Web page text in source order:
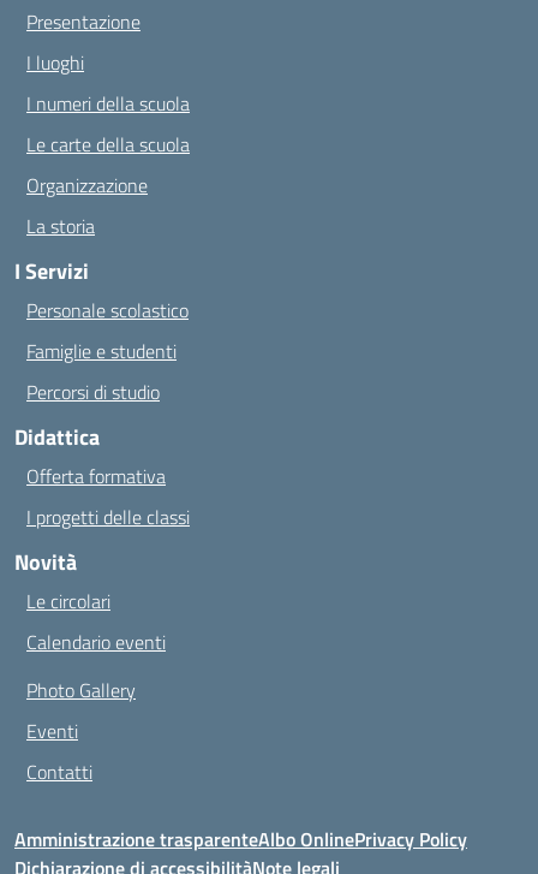
Presentazione
I luoghi
I numeri della scuola
Le carte della scuola
Organizzazione
La storia
I Servizi
Personale scolastico
Famiglie e studenti
Percorsi di studio
Didattica
Offerta formativa
I progetti delle classi
Novità
Le circolari
Calendario eventi
Photo Gallery
Eventi
Contatti
Amministrazione trasparenteAlbo OnlinePrivacy Policy
Dichiarazione di accessibilitàNote legali